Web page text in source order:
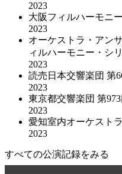
2023
大阪フィルハーモニ
2023
オーケストラ・アン
ィルハーモニー・シ
2023
読売日本交響楽団 第
2023
東京都交響楽団 第
2023
愛知室内オーケスト
2023
すべての公演記録をみる